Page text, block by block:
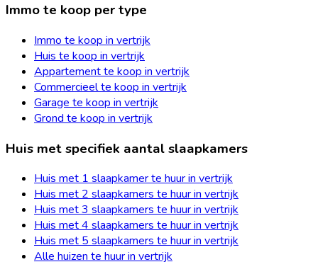
Immo te koop per type
Immo te koop in vertrijk
Huis te koop in vertrijk
Appartement te koop in vertrijk
Commercieel te koop in vertrijk
Garage te koop in vertrijk
Grond te koop in vertrijk
Huis met specifiek aantal slaapkamers
Huis met 1 slaapkamer te huur in vertrijk
Huis met 2 slaapkamers te huur in vertrijk
Huis met 3 slaapkamers te huur in vertrijk
Huis met 4 slaapkamers te huur in vertrijk
Huis met 5 slaapkamers te huur in vertrijk
Alle huizen te huur in vertrijk